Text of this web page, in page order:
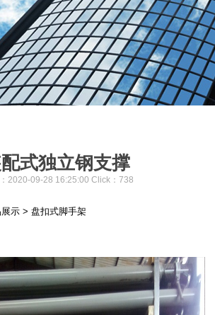
式独立钢支撑
2020-09-28 16:25:00 Click： 738
示 >盘扣式脚手架